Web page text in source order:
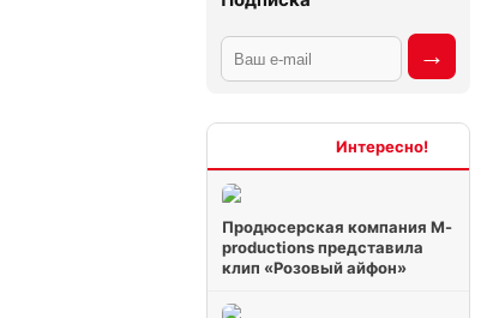
Продюсерская компания M-
productions представила
клип «Розовый айфон»